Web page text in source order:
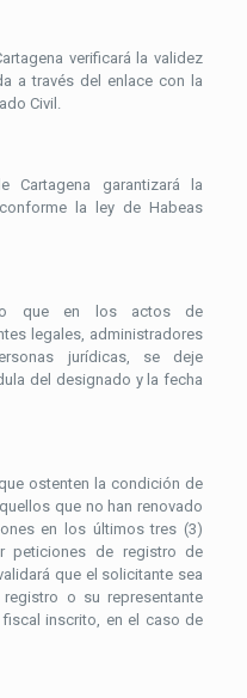
verificará la validez
a través del enlace con la
Civil.
Cartagena garantizará la
la ley de Habeas
que en los actos de
legales, administradores
jurídicas, se deje
del designado y la fecha
ostenten la condición de
que no han renovado
en los últimos tres (3)
peticiones de registro de
que el solicitante sea
o su representante
inscrito, en el caso de